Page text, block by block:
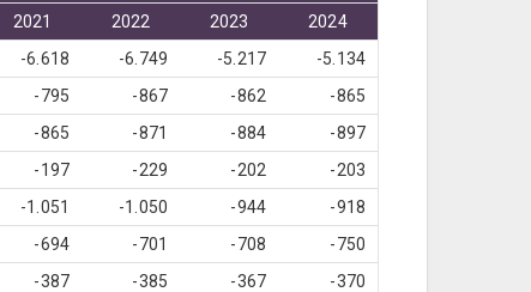
2021 2022 2023
2024
-6.618 -6.749 -5.217
-5.134
-795 -867 -862
-865
-865 -871 -884
-897
-197 -229 -202
-203
-1.051 -1.050 -944
-918
-694 -701 -708
-750
-387 -385 -367
-370